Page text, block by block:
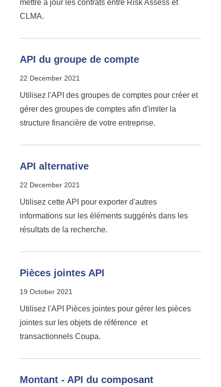
mettre à jour les contrats entre Risk Assess et
CLMA.
API du groupe de compte
22 December 2021
Utilisez l'API des groupes de comptes pour créer et
gérer des groupes de comptes afin d'imiter la
structure financière de votre entreprise.
API alternative
22 December 2021
Utilisez cette API pour exporter d'autres
informations sur les éléments suggérés dans les
résultats de la recherche.
Pièces jointes API
19 October 2021
Utilisez l'API Pièces jointes pour gérer les pièces
jointes sur les objets de référence et
transactionnels Coupa.
Montant - API du composant